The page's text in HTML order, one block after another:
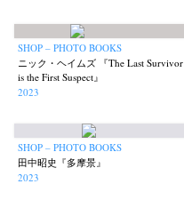
SHOP – PHOTO BOOKS
ニック・ヘイムズ 『The Last Survivor
is the First Suspect』
2023
SHOP – PHOTO BOOKS
田中昭史『多摩景』
2023